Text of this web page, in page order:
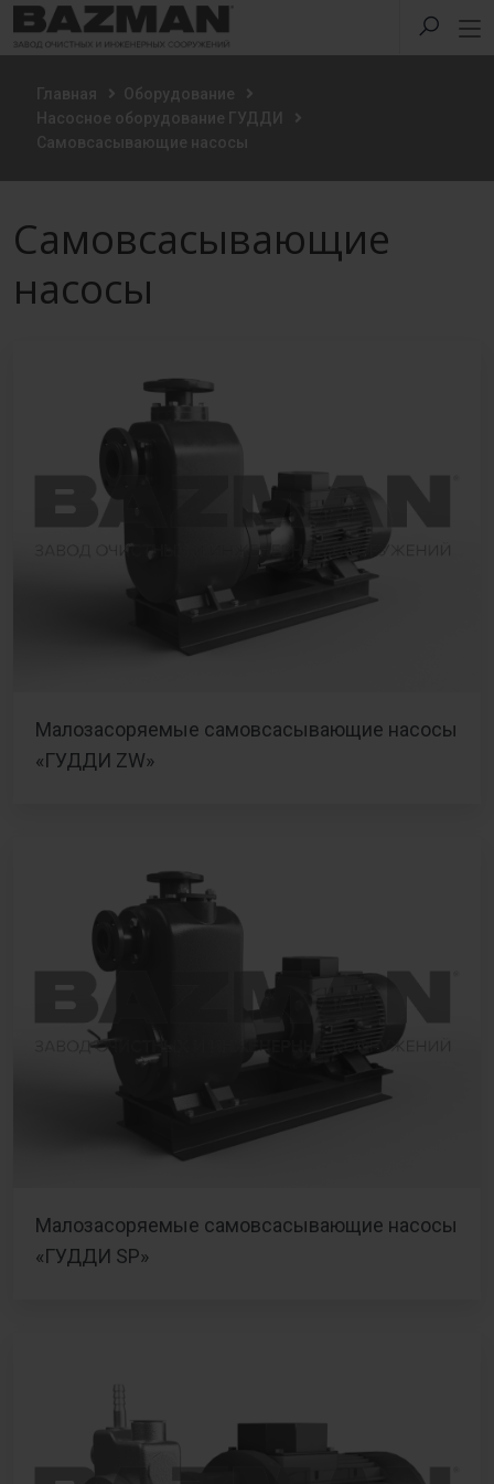
Главная
Оборудование
Насосное оборудование ГУДДИ
Самовсасывающие насосы
Самовсасывающие
насосы
Малозасоряемые самовсасывающие насосы
«ГУДДИ ZW»
Малозасоряемые самовсасывающие насосы
«ГУДДИ SP»